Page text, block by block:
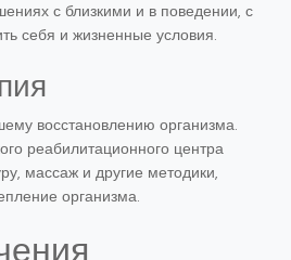
с близкими и в поведении, с
себя и жизненные условия.
восстановлению организма.
реабилитационного центра
массаж и другие методики,
организма.